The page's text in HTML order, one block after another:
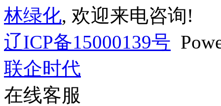
林绿化, 欢迎来电咨询!
辽ICP备15000139号
联企时代
在线客服